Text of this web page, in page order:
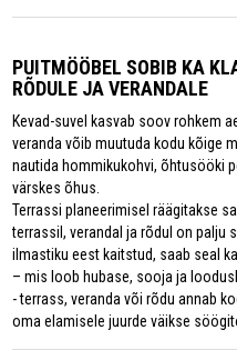
PUITMÖÖBEL SOBIB KA
RÕDULE JA VERANDALE
Kevad-suvel kasvab soov rohkem
veranda võib muutuda kodu kõige
nautida hommikukohvi, õhtusööki
värskes õhus.
Terrassi planeerimisel räägitakse
terrassil, verandal ja rõdul on palju
ilmastiku eest kaitstud, saab seal
– mis loob hubase, sooja ja
- terrass, veranda või rõdu annab
oma elamisele juurde väikse